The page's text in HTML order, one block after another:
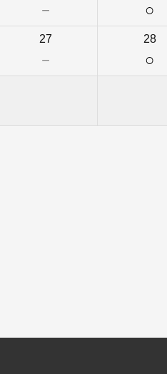
－ ○
27
－
28
○